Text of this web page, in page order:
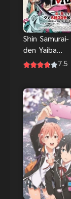
Shin Samurai-
den Yaiba
ไยบะ เจ้าหนู
7.5